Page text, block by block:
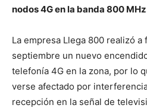
nodos 4G en la banda 800
La empresa Llega 800 realizó a
septiembre un nuevo
telefonía 4G en la zona, por lo
verse afectado por
recepción en la señal de